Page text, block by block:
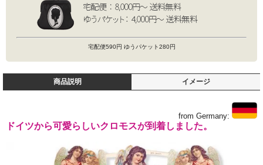
宅配便590円 ゆうパケット280円
商品説明 イメージ
from Germany:
ドイツから可愛らしいクロモスが到着しました。